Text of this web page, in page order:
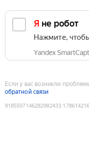
Я не робот
Нажмите,
Yandex
Если у вас возникли
обратной связи
9185507146282982433: